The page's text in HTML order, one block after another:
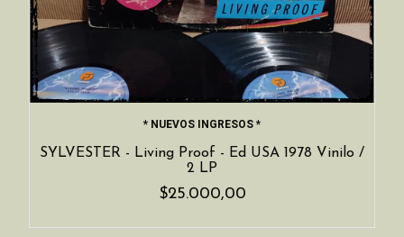
* NUEVOS INGRESOS *
SYLVESTER - Living Proof - Ed USA 1978 Vinilo /
2 LP
$25.000,00